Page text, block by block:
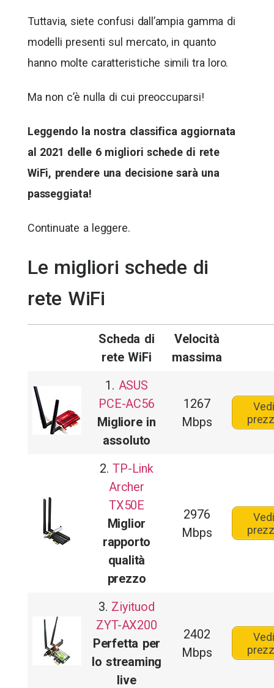
Tuttavia, siete confusi dall’ampia gamma di
modelli presenti sul mercato, in quanto
hanno molte caratteristiche simili tra loro.
Ma non c’è nulla di cui preoccuparsi!
Leggendo la nostra classifica aggiornata
al 2021 delle 6 migliori schede di rete
WiFi, prendere una decisione sarà una
passeggiata!
Continuate a leggere.
Le migliori schede di
rete WiFi
Scheda di
rete WiFi
Velocità
massima
1. ASUS
PCE-AC56
Migliore in
assoluto
1267
Mbps
Vedi
2.TP-Link
Archer
TX50E
Miglior
rapporto
qualità
prezzo
2976
Mbps
Vedi
3. Ziyituod
ZYT-AX200
Perfetta per
lo streaming
live
2402
Mbps
Vedi